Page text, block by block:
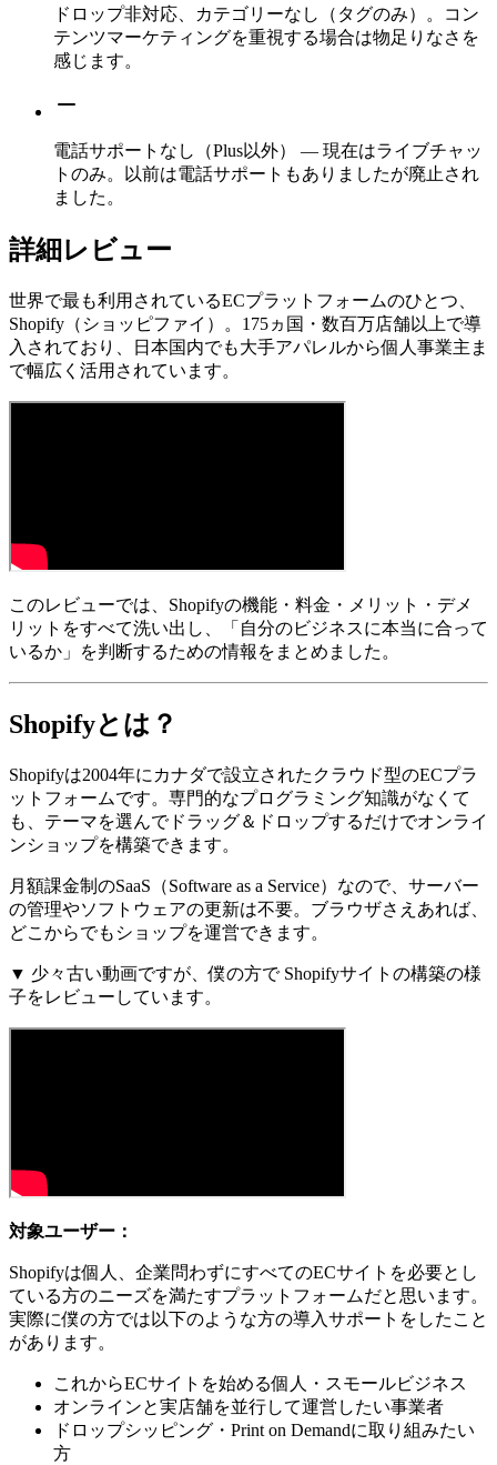
ドロップ非対応、カテゴリーなし（タグのみ）。コン
テンツマーケティングを重視する場合は物足りなさを
感じます。
電話サポートなし（Plus以外） — 現在はライブチャッ
トのみ。以前は電話サポートもありましたが廃止され
ました。
詳細レビュー
世界で最も利用されているECプラットフォームのひとつ、
Shopify（ショッピファイ）。175ヵ国・数百万店舗以上で導
入されており、日本国内でも大手アパレルから個人事業主ま
で幅広く活用されています。
このレビューでは、Shopifyの機能・料金・メリット・デメ
リットをすべて洗い出し、「自分のビジネスに本当に合って
いるか」を判断するための情報をまとめました。
Shopifyとは？
Shopifyは2004年にカナダで設立されたクラウド型のECプラ
ットフォームです。専門的なプログラミング知識がなくて
も、テーマを選んでドラッグ＆ドロップするだけでオンライ
ンショップを構築できます。
月額課金制のSaaS（Software as a Service）なので、サーバー
の管理やソフトウェアの更新は不要。ブラウザさえあれば、
どこからでもショップを運営できます。
▼ 少々古い動画ですが、僕の方で Shopifyサイトの構築の様
子をレビューしています。
対象ユーザー：
Shopifyは個人、企業問わずにすべてのECサイトを必要とし
ている方のニーズを満たすプラットフォームだと思います。
実際に僕の方では以下のような方の導入サポートをしたこと
があります。
これからECサイトを始める個人・スモールビジネス
オンラインと実店舗を並行して運営したい事業者
ドロップシッピング・Print on Demandに取り組みたい
方